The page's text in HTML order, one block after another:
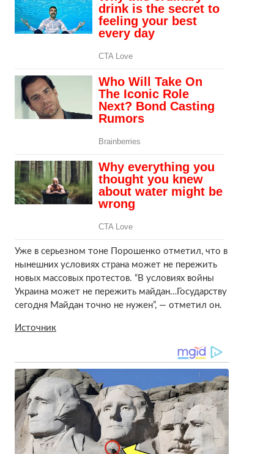
Уже в серьезном тоне Порошенко отметил, что в
нынешних условиях страна может не пережить
новых массовых протестов. “В условиях войны
Украина может не пережить майдан…Государству
сегодня Майдан точно не нужен”, — отметил он.
Источник